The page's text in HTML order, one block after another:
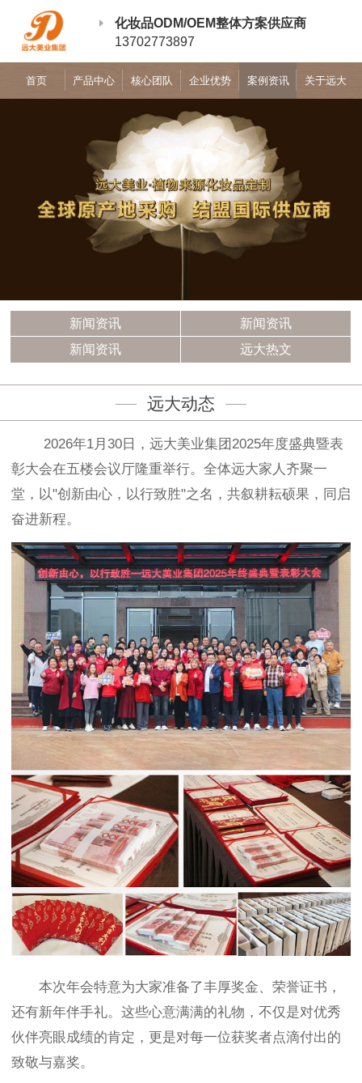
化妆品ODM/OEM整体方案供应商
13702773897
首页 产品中心 核心团队 企业优势 案例资讯 关于远大
新闻资讯
新闻资讯
新闻资讯
远大热文
远大动态
2026年1月30日，远大美业集团2025年度盛典暨表
彰大会在五楼会议厅隆重举行。全体远大家人齐聚一
堂，以"创新由心，以行致胜"之名，共叙耕耘硕果，同启
奋进新程。
本次年会特意为大家准备了丰厚奖金、荣誉证书，
还有新年伴手礼。这些心意满满的礼物，不仅是对优秀
伙伴亮眼成绩的肯定，更是对每一位获奖者点滴付出的
致敬与嘉奖。